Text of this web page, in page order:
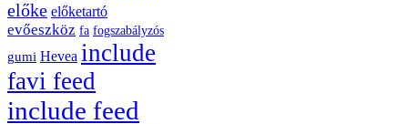
előke előketartó
evőeszköz fa fogszabályzós
gumi Hevea include
favi feed
include feed